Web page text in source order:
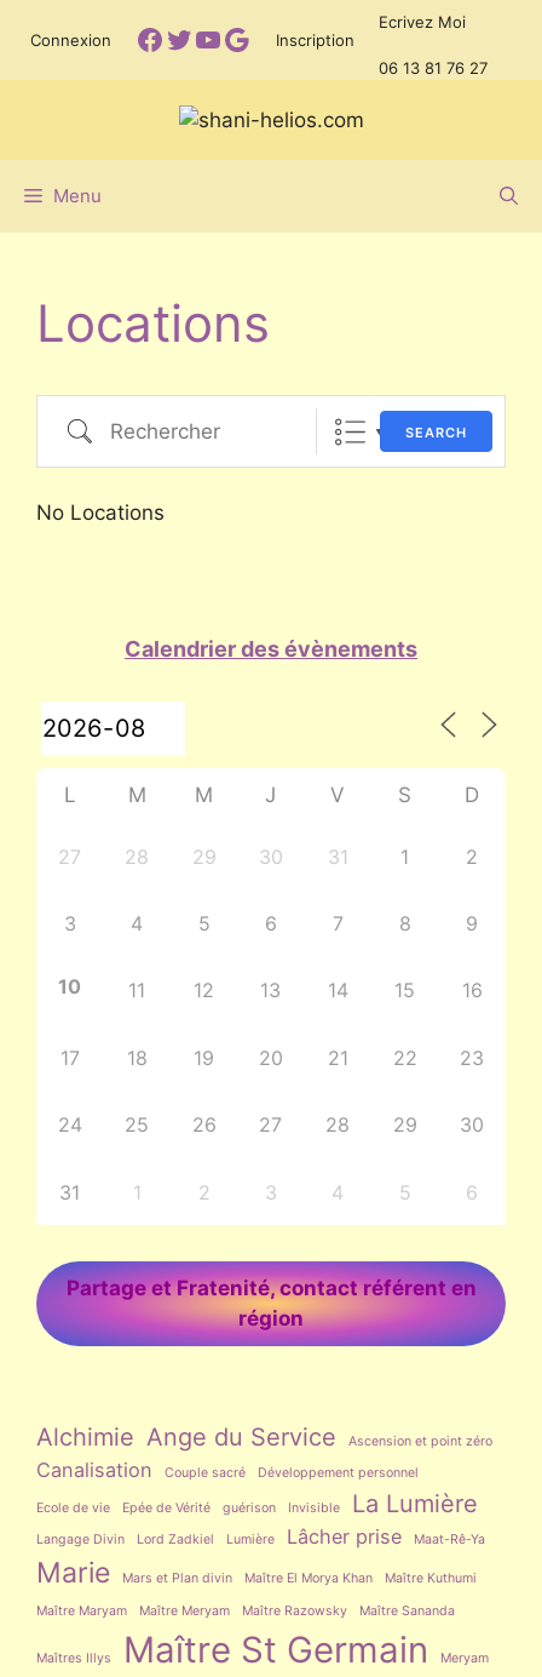
contenu
Connexion Facebook
Twitter
YouTube
Google
Inscription
Ecrivez Moi
06 13 81 76 27
Menu
Locations
Rechercher SEARCH
No Locations
Calendrier des évènements
L M M J V S D
27 28 29 30 31 1 2
3 4 5 6 7 8 9
10 11 12 13 14 15 16
17 18 19 20 21 22 23
24 25 26 27 28 29 30
31 1 2 3 4 5 6
Partage et Fratenité, contact référent en
région
Alchimie Ange du Service Ascension et point zéro
Canalisation Couple sacré Développement personnel
Ecole de vie Epée de Vérité guérison Invisible La Lumière
Langage Divin Lord Zadkiel Lumière Lâcher prise Maat-Rê-Ya
Marie Mars et Plan divin Maître El Morya Khan Maître Kuthumi
Maître Maryam Maître Meryam Maître Razowsky Maître Sananda
Maîtres Illys Maître St Germain Meryam